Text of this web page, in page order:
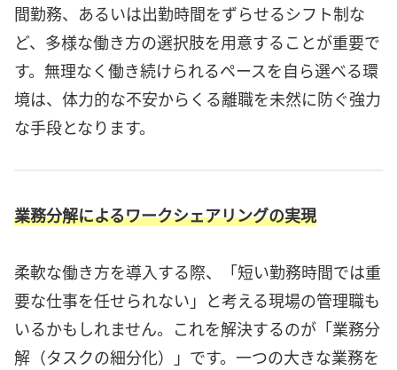
間勤務、あるいは出勤時間をずらせるシフト制な
ど、多様な働き方の選択肢を用意することが重要で
す。無理なく働き続けられるペースを自ら選べる環
境は、体力的な不安からくる離職を未然に防ぐ強力
な手段となります。
業務分解によるワークシェアリングの実現
柔軟な働き方を導入する際、「短い勤務時間では重
要な仕事を任せられない」と考える現場の管理職も
いるかもしれません。これを解決するのが「業務分
解（タスクの細分化）」です。一つの大きな業務を